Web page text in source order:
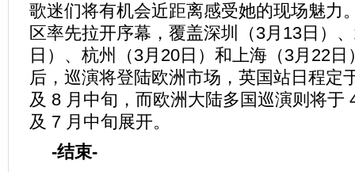
歌迷们将有机会近距离感受她的现场魅力
区率先拉开序幕，覆盖深圳（3月13日）
日）、杭州（3月20日）和上海（3月22
后，巡演将登陆欧洲市场，英国站日程定
及 8 月中旬，而欧洲大陆多国巡演则将于
及 7 月中旬展开。
-结束-